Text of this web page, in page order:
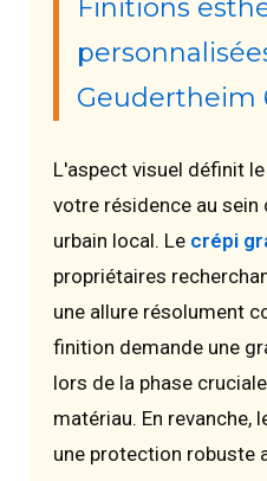
Finitions
Geudertheim
L'aspect visuel définit
votre résidence au
urbain local. Le crépi
propriétaires
une allure résolument
finition demande une
lors de la phase
matériau. En revanche,
une protection robuste